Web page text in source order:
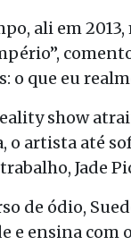
ali em
o que eu
show
o artista até
Jade
de ódio,
e ensina